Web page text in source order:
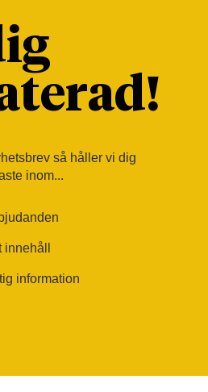
så håller vi dig
inom...
information